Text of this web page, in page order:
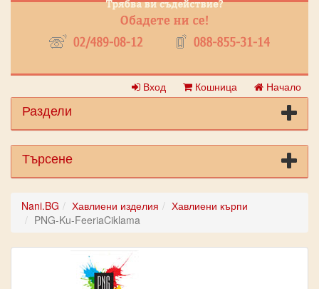
Вход Кошница Начало
Раздели
Търсене
Nani.BG Хавлиени изделия
Хавлиени кърпи
PNG-Ku-FeeriaCiklama